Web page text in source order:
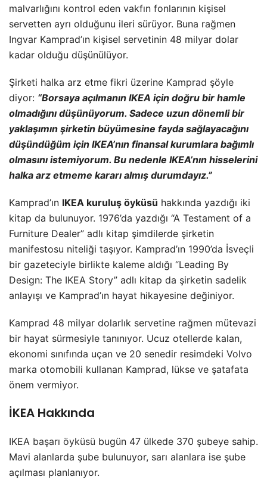
malvarlığını kontrol eden vakfın fonlarının kişisel
servetten ayrı olduğunu ileri sürüyor. Buna rağmen
Ingvar Kamprad’ın kişisel servetinin 48 milyar dolar
kadar olduğu düşünülüyor.
Şirketi halka arz etme fikri üzerine Kamprad şöyle
diyor: “Borsaya açılmanın IKEA için doğru bir hamle
olmadığını düşünüyorum. Sadece uzun dönemli bir
yaklaşımın şirketin büyümesine fayda sağlayacağını
düşündüğüm için IKEA’nın finansal kurumlara bağımlı
olmasını istemiyorum. Bu nedenle IKEA’nın hisselerini
halka arz etmeme kararı almış durumdayız.”
Kamprad’ın IKEA kuruluş öyküsü hakkında yazdığı iki
kitap da bulunuyor. 1976’da yazdığı “A Testament of a
Furniture Dealer” adlı kitap şimdilerde şirketin
manifestosu niteliği taşıyor. Kamprad’ın 1990’da İsveçli
bir gazeteciyle birlikte kaleme aldığı “Leading By
Design: The IKEA Story” adlı kitap da şirketin sadelik
anlayışı ve Kamprad’ın hayat hikayesine değiniyor.
Kamprad 48 milyar dolarlık servetine rağmen mütevazi
bir hayat sürmesiyle tanınıyor. Ucuz otellerde kalan,
ekonomi sınıfında uçan ve 20 senedir resimdeki Volvo
marka otomobili kullanan Kamprad, lükse ve şatafata
önem vermiyor.
İKEA Hakkında
IKEA başarı öyküsü bugün 47 ülkede 370 şubeye sahip.
Mavi alanlarda şube bulunuyor, sarı alanlara ise şube
açılması planlanıyor.